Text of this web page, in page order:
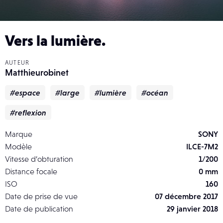
Vers la lumière.
AUTEUR
Matthieurobinet
#espace #large #lumière #océan
#reflexion
Marque
SONY
Modèle
ILCE-7M2
Vitesse d’obturation
1/200
Distance focale
0 mm
ISO
160
Date de prise de vue
07 décembre 2017
Date de publication
29 janvier 2018